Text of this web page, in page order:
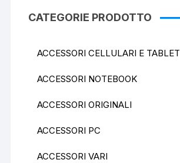
CATEGORIE PRODOTTO
ACCESSORI CELLULARI E TABLET
ACCESSORI NOTEBOOK
ACCESSORI ORIGINALI
ACCESSORI PC
ACCESSORI VARI